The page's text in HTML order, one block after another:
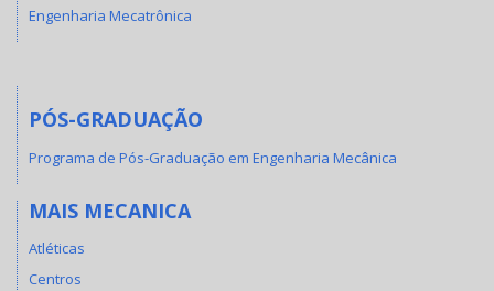
Engenharia Mecatrônica
PÓS-GRADUAÇÃO
Programa de Pós-Graduação em Engenharia Mecânica
MAIS MECANICA
Atléticas
Centros